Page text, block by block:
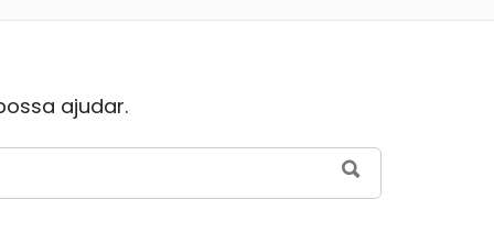
ajudar.